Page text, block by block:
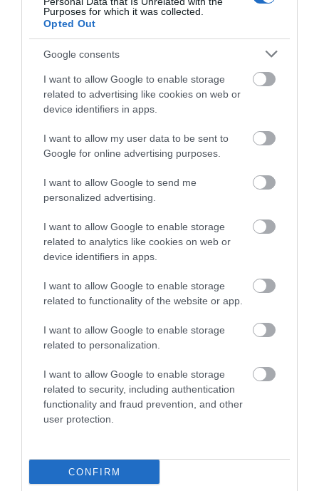
Purposes for which it was collected.
Opted Out
Google consents
I want to allow Google to enable storage
related to advertising like cookies on web or
device identifiers in apps.
I want to allow my user data to be sent to
Google for online advertising purposes.
I want to allow Google to send me
personalized advertising.
I want to allow Google to enable storage
related to analytics like cookies on web or
device identifiers in apps.
I want to allow Google to enable storage
related to functionality of the website or app.
I want to allow Google to enable storage
related to personalization.
I want to allow Google to enable storage
related to security, including authentication
functionality and fraud prevention, and other
user protection.
CONFIRM
Κολαούζο μήχανης 374/b
39515
Άμεσα Διαθέσιμο
19,47 €
18*1.5 Volkel
56,74 €
20*1.5 Volkel
24*1.5 Volkel